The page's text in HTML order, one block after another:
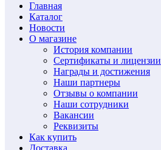
Главная
Каталог
Новости
О магазине
История компании
Сертификаты и лицензии
Награды и достижения
Наши партнеры
Отзывы о компании
Наши сотрудники
Вакансии
Реквизиты
Как купить
Доставка